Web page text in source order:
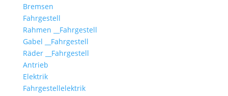
Bremsen
Fahrgestell
Rahmen __Fahrgestell
Gabel __Fahrgestell
Räder __Fahrgestell
Antrieb
Elektrik
Fahrgestellelektrik